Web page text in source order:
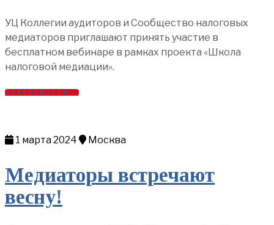
УЦ Коллегии аудиторов и Сообщество налоговых
медиаторов приглашают принять участие в
бесплатном вебинаре в рамках проекта «Школа
налоговой медиации».
ПОДРОБНОСТИ →
1 марта 2024 Москва
Медиаторы встречают
весну!